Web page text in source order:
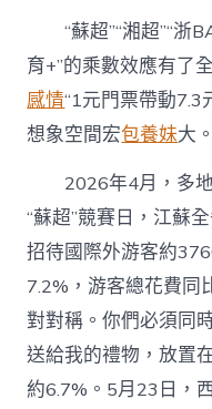
“蘇超”“湘超”“浙
育+”的乘數效應有了
感情“1元門票帶動7.3
想象空間宏包養妹大。
2026年4月，多
“蘇超”競賽日，江蘇
招待國際外游客約
7.2%，游客總花費同
對對稱。你們必須同
送給我的禮物，放置
約6.7%。5月23日，